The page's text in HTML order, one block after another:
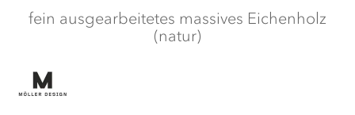
springen
fein ausgearbeitetes massives Eichenholz
(natur)